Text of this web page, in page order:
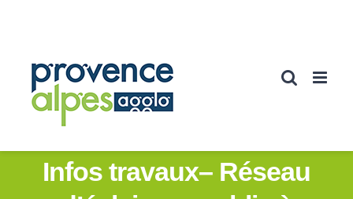
Infos travaux– Réseau